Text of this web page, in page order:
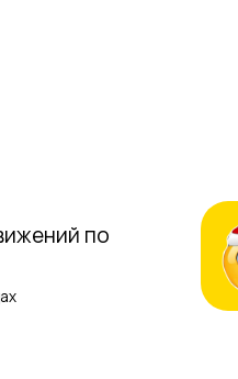
по